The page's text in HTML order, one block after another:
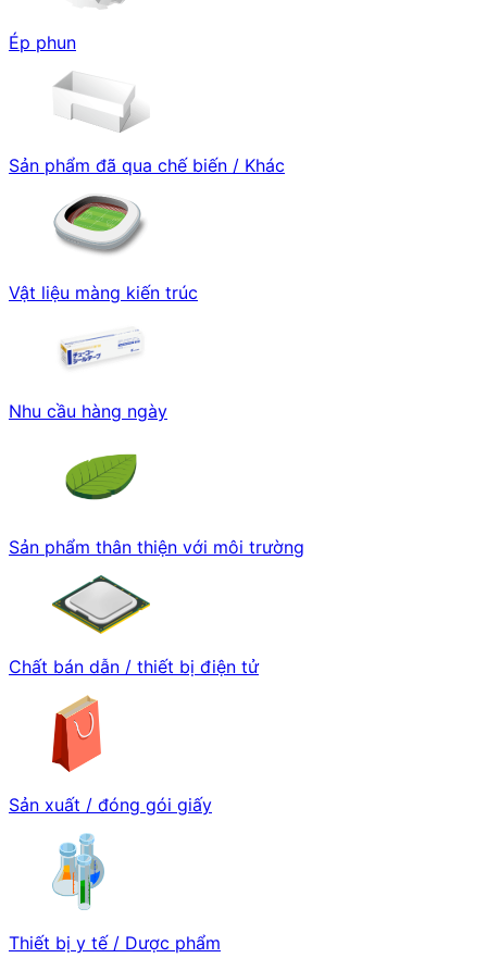
Ép phun
Sản phẩm đã qua chế biến / Khác
Vật liệu màng kiến trúc
Nhu cầu hàng ngày
Sản phẩm thân thiện với môi trường
Chất bán dẫn / thiết bị điện tử
Sản xuất / đóng gói giấy
Thiết bị y tế / Dược phẩm